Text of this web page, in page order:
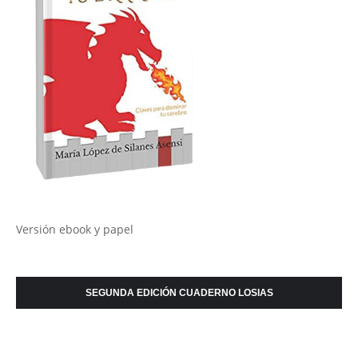
Versión ebook y papel
SEGUNDA EDICIÓN CUADERNO LOSIAS